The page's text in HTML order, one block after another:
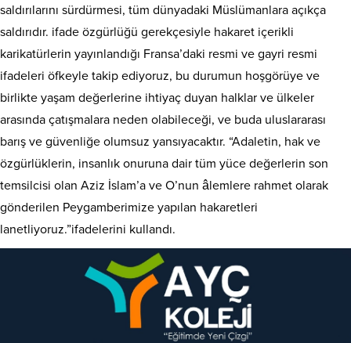
saldırılarını sürdürmesi, tüm dünyadaki Müslümanlara açıkça
saldırıdır. ifade özgürlüğü gerekçesiyle hakaret içerikli
karikatürlerin yayınlandığı Fransa’daki resmi ve gayri resmi
ifadeleri öfkeyle takip ediyoruz, bu durumun hoşgörüye ve
birlikte yaşam değerlerine ihtiyaç duyan halklar ve ülkeler
arasında çatışmalara neden olabileceği, ve buda uluslararası
barış ve güvenliğe olumsuz yansıyacaktır. “Adaletin, hak ve
özgürlüklerin, insanlık onuruna dair tüm yüce değerlerin son
temsilcisi olan Aziz İslam’a ve O’nun âlemlere rahmet olarak
gönderilen Peygamberimize yapılan hakaretleri
lanetliyoruz.”ifadelerini kullandı.